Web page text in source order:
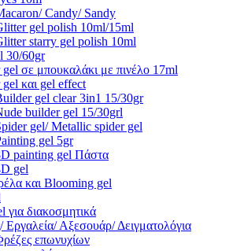
Candy/ Sandy
gel polish 10ml/15ml
starry gel polish 10ml
30/60gr
σε μπουκαλάκι με πινέλο 17ml
και gel effect
gel clear 3in1 15/30gr
builder gel 15/30grl
gel/ Metallic spider gel
gel 5gr
painting gel Πάστα
gel
και Blooming gel
για διακοσμητικά
Εργαλεία/ Αξεσουάρ/ Δειγματολόγια
επωνυχίων